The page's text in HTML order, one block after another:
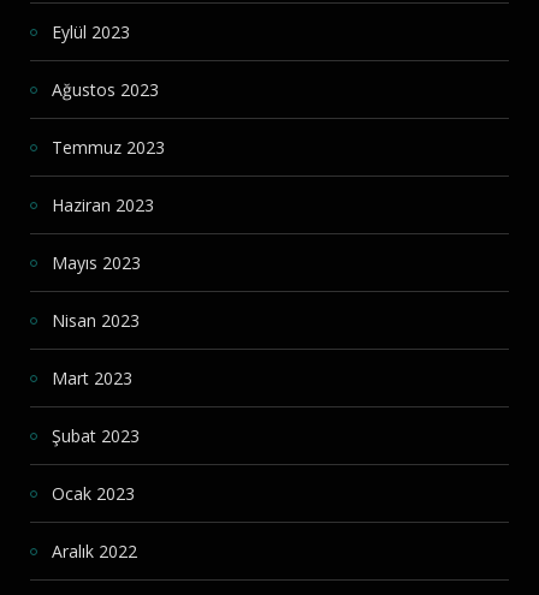
Eylül 2023
Ağustos 2023
Temmuz 2023
Haziran 2023
Mayıs 2023
Nisan 2023
Mart 2023
Şubat 2023
Ocak 2023
Aralık 2022